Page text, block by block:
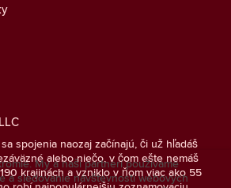
spojenia naozaj začínajú, či už hľadáš
alebo niečo, v čom ešte nemáš
krajinách a vzniklo v ňom viac ako 55
My a naši partneri používame
a sledovanie návštevnosti webových